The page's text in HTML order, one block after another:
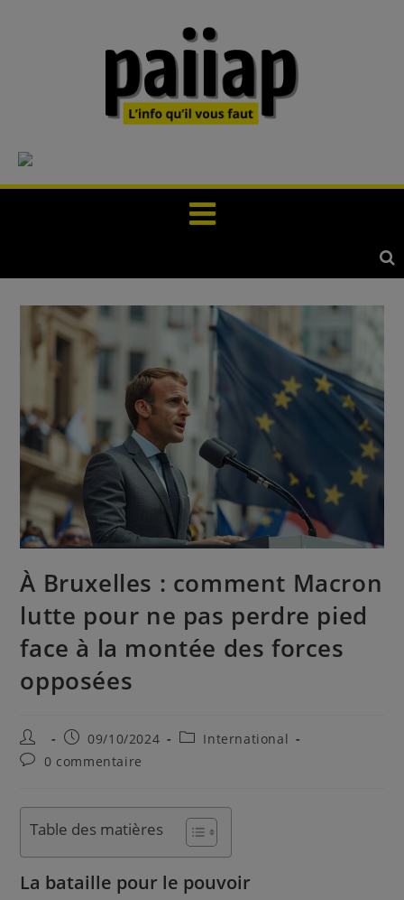
À Bruxelles : comment Macron
lutte pour ne pas perdre pied
face à la montée des forces
opposées
09/10/2024
International
0 commentaire
Table des matières
La bataille pour le pouvoir